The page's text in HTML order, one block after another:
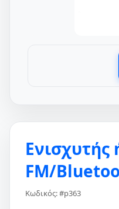
Ενισχυτής
FM/
Κωδικός: #p363